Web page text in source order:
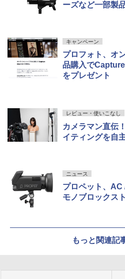
ーズなど一部製
キャンペーン
プロフォト、オ
品購入で
をプレゼント
レビュー・使いこなし
カメラマン直伝
イティングを自
ニュース
プロペット、AC
モノブロックス
もっと関連記